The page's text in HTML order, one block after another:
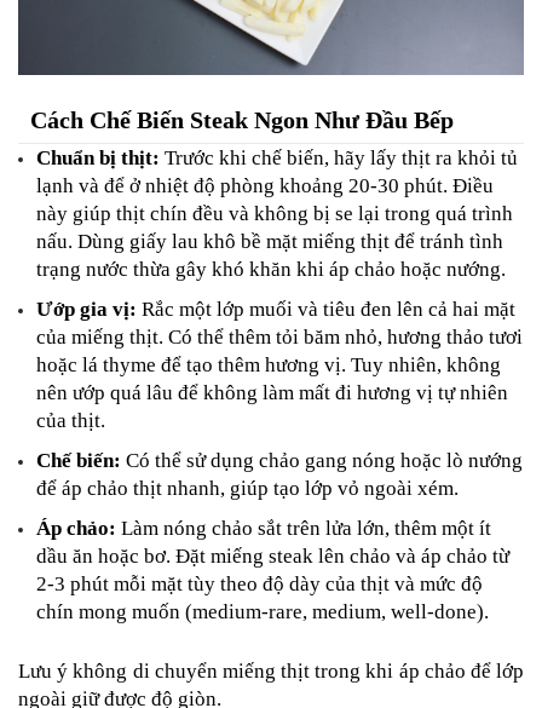
Cách Chế Biến Steak Ngon Như Đầu Bếp
Chuẩn bị thịt: Trước khi chế biến, hãy lấy thịt ra khỏi tủ
lạnh và để ở nhiệt độ phòng khoảng 20-30 phút. Điều
này giúp thịt chín đều và không bị se lại trong quá trình
nấu. Dùng giấy lau khô bề mặt miếng thịt để tránh tình
trạng nước thừa gây khó khăn khi áp chảo hoặc nướng.
Ướp gia vị: Rắc một lớp muối và tiêu đen lên cả hai mặt
của miếng thịt. Có thể thêm tỏi băm nhỏ, hương thảo tươi
hoặc lá thyme để tạo thêm hương vị. Tuy nhiên, không
nên ướp quá lâu để không làm mất đi hương vị tự nhiên
của thịt.
Chế biến: Có thể sử dụng chảo gang nóng hoặc lò nướng
để áp chảo thịt nhanh, giúp tạo lớp vỏ ngoài xém.
Áp chảo: Làm nóng chảo sắt trên lửa lớn, thêm một ít
dầu ăn hoặc bơ. Đặt miếng steak lên chảo và áp chảo từ
2-3 phút mỗi mặt tùy theo độ dày của thịt và mức độ
chín mong muốn (medium-rare, medium, well-done).
Lưu ý không di chuyển miếng thịt trong khi áp chảo để lớp
ngoài giữ được độ giòn.